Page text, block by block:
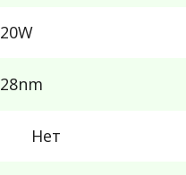
20W
28nm
Нет